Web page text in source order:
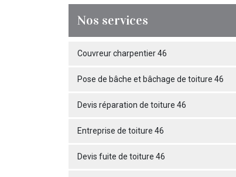
Nos services
Couvreur charpentier 46
Pose de bâche et bâchage de toiture 46
Devis réparation de toiture 46
Entreprise de toiture 46
Devis fuite de toiture 46